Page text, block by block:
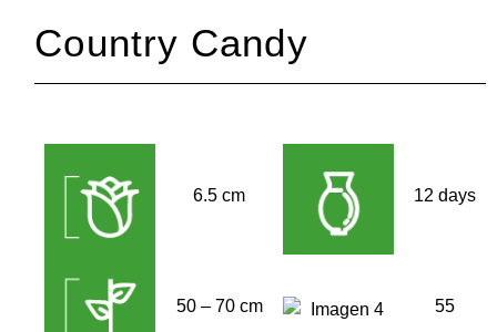
Country Candy
6.5 cm 12 days
50 – 70 cm 55